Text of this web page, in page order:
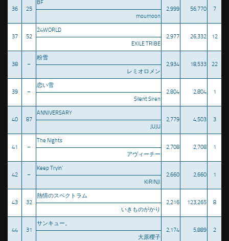
36 25
BF
2,999
56,770
7
moumoon
37 52
24WORLD
2,977
26,332
12
EXILE TRIBE
38 –
粉雪
2,934
18,533
22
レミオロメン
39 –
恋い雪
2,804
2,804
1
Silent Siren
40 87
ANNIVERSARY
2,779
4,503
3
JUJU
41 –
The Nights
2,708
2,708
1
アヴィーチー
42 –
Keep Tryin’
2,660
2,660
1
KIRINJI
43 32
熱情のスペクトラム
2,216
123,265
8
いきものがかり
44 31
サンキュー。
2,174
5,889
2
大原櫻子